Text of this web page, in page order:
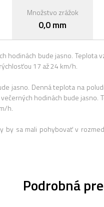
Množstvo zrážok
0,0 mm
hodinách bude jasno. Teplota
17 až 24 km/h.
jasno. Denná teplota na
hodinách bude
h.
by sa mali pohybovať v
Podrobná